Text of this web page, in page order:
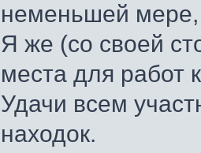
неменьшей
Я же (со своей
места для работ
Удачи всем
находок.